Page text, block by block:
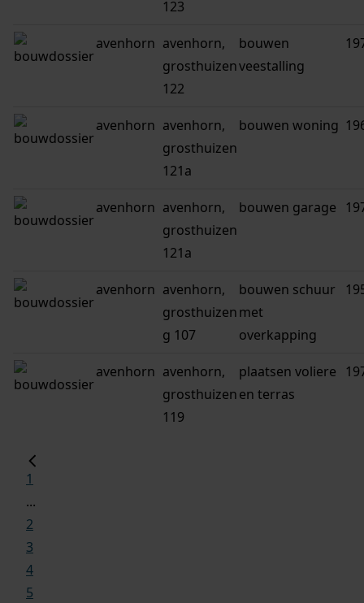
123
avenhorn avenhorn,
grosthuizen
122
bouwen
veestalling
avenhorn avenhorn,
grosthuizen
121a
bouwen woning
avenhorn avenhorn,
grosthuizen
121a
bouwen garage
avenhorn avenhorn,
grosthuizen
g 107
bouwen schuur
met
overkapping
avenhorn avenhorn,
grosthuizen
119
plaatsen voliere
en terras
1
...
2
3
4
5